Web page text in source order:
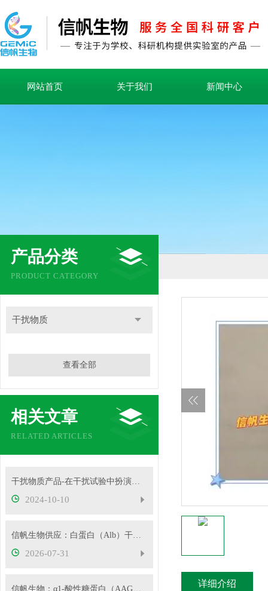
网站首页 关于我们 新闻中心
产品分类
PRODUCT CATEGORY
干扰物质
查看全部
相关文章
RELATED ARTICLES
干扰物质产品-在干扰试验中扮演着重要角色
2024-10-10
信帆生物供应：白蛋白（Alb）干扰物质
2026-07-31
信帆生物：α1-酸性糖蛋白（AAG）干扰物质使用说明
详细介绍